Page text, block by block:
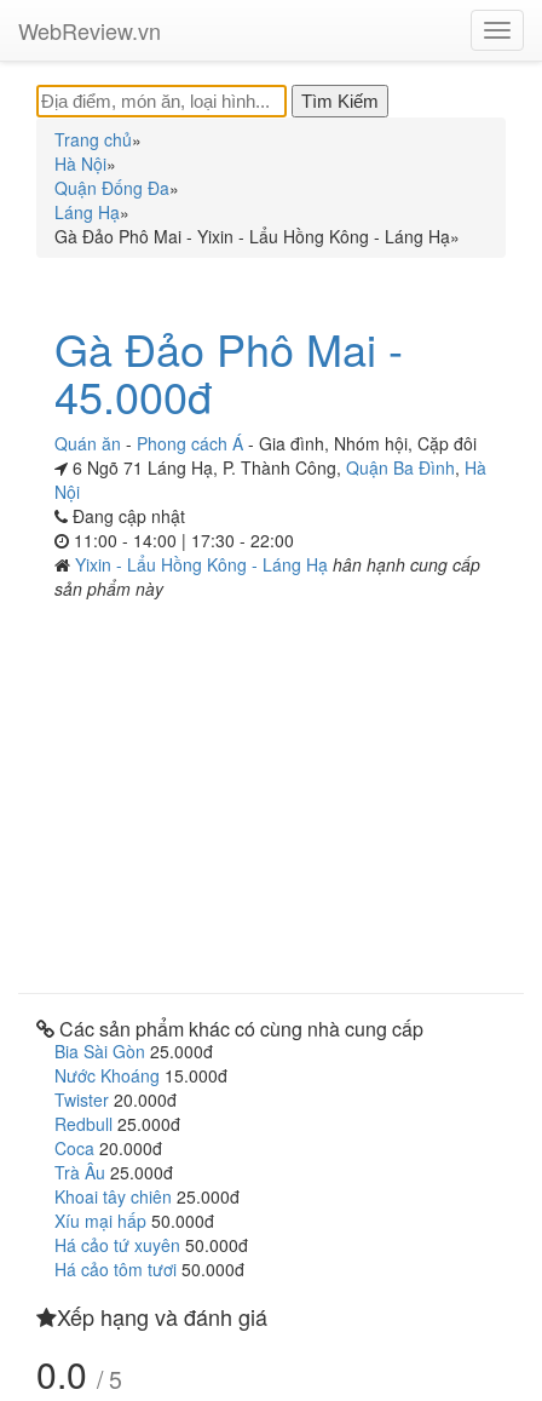
WebReview.vn
Trang chủ»
Hà Nội»
Quận Đống Đa»
Láng Hạ»
Gà Đảo Phô Mai - Yixin - Lẩu Hồng Kông - Láng Hạ»
Gà Đảo Phô Mai -
45.000đ
Quán ăn - Phong cách Á - Gia đình, Nhóm hội, Cặp đôi
6 Ngõ 71 Láng Hạ, P. Thành Công, Quận Ba Đình, Hà
Nội
Đang cập nhật
11:00 - 14:00 | 17:30 - 22:00
Yixin - Lẩu Hồng Kông - Láng Hạ hân hạnh cung cấp
sản phẩm này
Các sản phẩm khác có cùng nhà cung cấp
Bia Sài Gòn 25.000đ
Nước Khoáng 15.000đ
Twister 20.000đ
Redbull 25.000đ
Coca 20.000đ
Trà Âu 25.000đ
Khoai tây chiên 25.000đ
Xíu mại hấp 50.000đ
Há cảo tứ xuyên 50.000đ
Há cảo tôm tươi 50.000đ
Xếp hạng và đánh giá
0.0 / 5